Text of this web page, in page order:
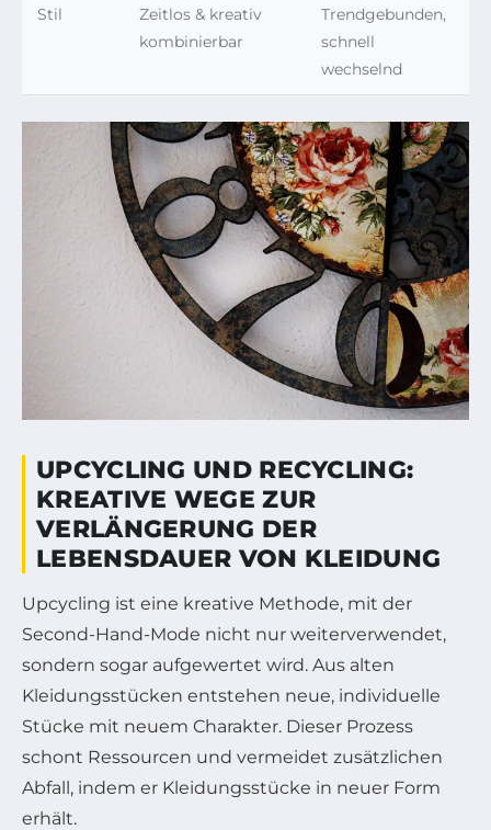
Stil
Zeitlos & kreativ
kombinierbar
Trendgebunden,
schnell
wechselnd
UPCYCLING UND RECYCLING:
KREATIVE WEGE ZUR
VERLÄNGERUNG DER
LEBENSDAUER VON KLEIDUNG
Upcycling ist eine kreative Methode, mit der
Second-Hand-Mode nicht nur weiterverwendet,
sondern sogar aufgewertet wird. Aus alten
Kleidungsstücken entstehen neue, individuelle
Stücke mit neuem Charakter. Dieser Prozess
schont Ressourcen und vermeidet zusätzlichen
Abfall, indem er Kleidungsstücke in neuer Form
erhält.